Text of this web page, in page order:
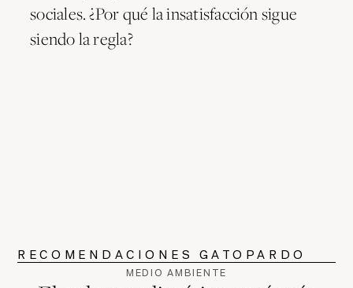
sociales. ¿Por qué la insatisfacción sigue
siendo la regla?
RECOMENDACIONES GATOPARDO
MEDIO AMBIENTE